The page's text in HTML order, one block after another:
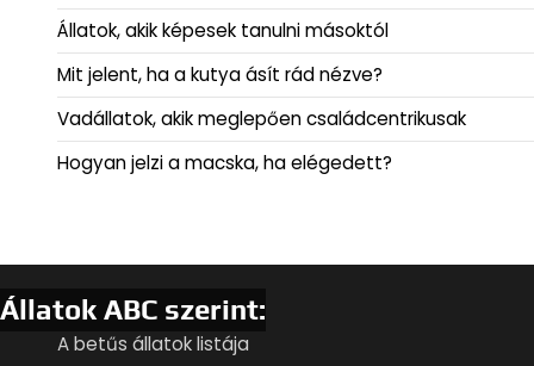
Állatok, akik képesek tanulni másoktól
Mit jelent, ha a kutya ásít rád nézve?
Vadállatok, akik meglepően családcentrikusak
Hogyan jelzi a macska, ha elégedett?
Állatok ABC szerint:
A betűs állatok listája